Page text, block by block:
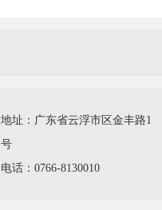
地址：广东省云浮市区金丰路1
号
电话：0766-8130010